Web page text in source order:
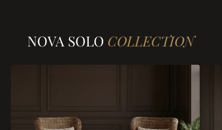
NOVA SOLO COLLECTION